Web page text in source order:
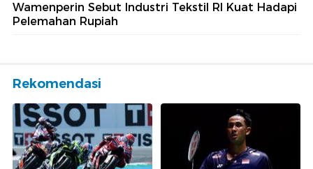
Wamenperin Sebut Industri Tekstil RI Kuat Hadapi
Pelemahan Rupiah
Rekomendasi